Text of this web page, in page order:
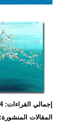
إجمالي القراءات: 297,124
المقالات المنشورة: 99